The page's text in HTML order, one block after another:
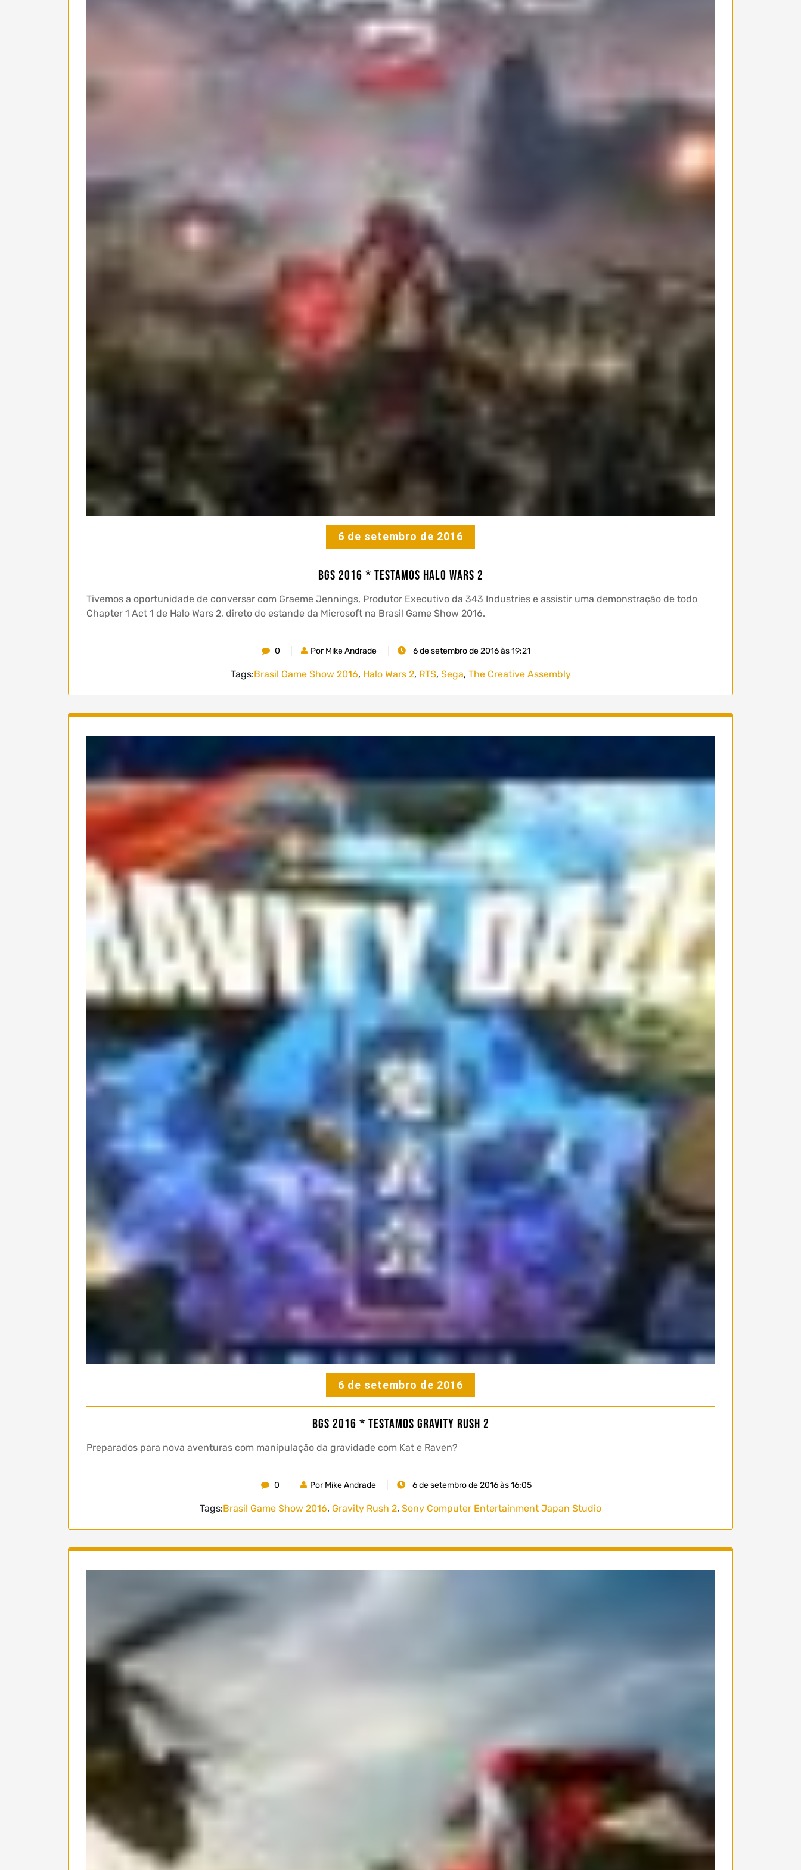
6 de setembro de 2016
BGS 2016 * Testamos Halo Wars 2
Tivemos a oportunidade de conversar com Graeme Jennings, Produtor Executivo da 343 Industries e assistir uma demonstração de todo
Chapter 1 Act 1 de Halo Wars 2, direto do estande da Microsoft na Brasil Game Show 2016.
0 Por Mike Andrade 6 de setembro de 2016 às 19:21
Tags:Brasil Game Show 2016, Halo Wars 2, RTS, Sega, The Creative Assembly
6 de setembro de 2016
BGS 2016 * Testamos Gravity Rush 2
Preparados para nova aventuras com manipulação da gravidade com Kat e Raven?
0 Por Mike Andrade 6 de setembro de 2016 às 16:05
Tags:Brasil Game Show 2016, Gravity Rush 2, Sony Computer Entertainment Japan Studio